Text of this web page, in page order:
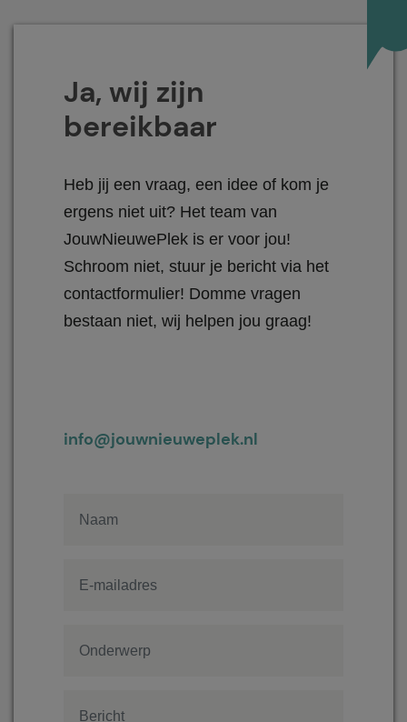
Ja, wij zijn
bereikbaar
Heb jij een vraag, een idee of kom je
ergens niet uit? Het team van
JouwNieuwePlek is er voor jou!
Schroom niet, stuur je bericht via het
contactformulier! Domme vragen
bestaan niet, wij helpen jou graag!
info@jouwnieuweplek.nl